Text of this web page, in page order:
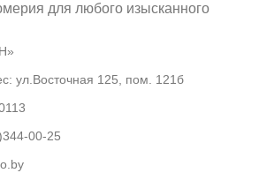
для любого изысканного
ул.Восточная 125, пом. 121б
00-25